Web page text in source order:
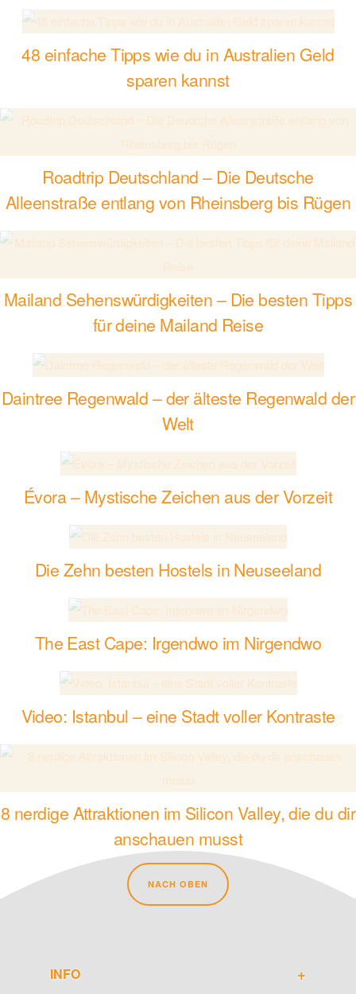
48 einfache Tipps wie du in Australien Geld
sparen kannst
Roadtrip Deutschland – Die Deutsche
Alleenstraße entlang von Rheinsberg bis Rügen
Mailand Sehenswürdigkeiten – Die besten Tipps
für deine Mailand Reise
Daintree Regenwald – der älteste Regenwald der
Welt
Évora – Mystische Zeichen aus der Vorzeit
Die Zehn besten Hostels in Neuseeland
The East Cape: Irgendwo im Nirgendwo
Video: Istanbul – eine Stadt voller Kontraste
8 nerdige Attraktionen im Silicon Valley, die du dir
anschauen musst
NACH OBEN
INFO